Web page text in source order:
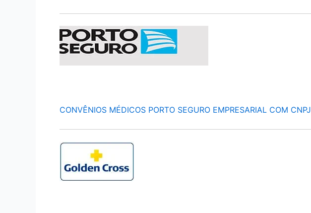
CONVÊNIOS MÉDICOS PORTO SEGURO EMPRESARIAL COM CNPJ